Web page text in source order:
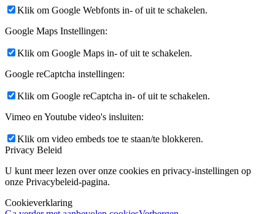
Klik om Google Webfonts in- of uit te schakelen.
Google Maps Instellingen:
Klik om Google Maps in- of uit te schakelen.
Google reCaptcha instellingen:
Klik om Google reCaptcha in- of uit te schakelen.
Vimeo en Youtube video's insluiten:
Klik om video embeds toe te staan/te blokkeren.
Privacy Beleid
U kunt meer lezen over onze cookies en privacy-instellingen op
onze Privacybeleid-pagina.
Cookieverklaring